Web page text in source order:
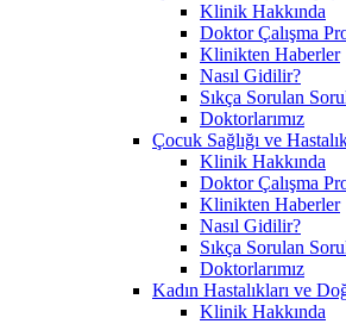
Klinik Hakkında
Doktor Çalışma
Klinikten Haberler
Nasıl Gidilir?
Sıkça Sorulan
Doktorlarımız
Çocuk Sağlığı ve
Klinik Hakkında
Doktor Çalışma
Klinikten Haberler
Nasıl Gidilir?
Sıkça Sorulan
Doktorlarımız
Kadın Hastalıkları ve
Klinik Hakkında